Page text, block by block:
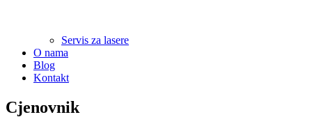
Servis za lasere
O nama
Blog
Kontakt
Cjenovnik